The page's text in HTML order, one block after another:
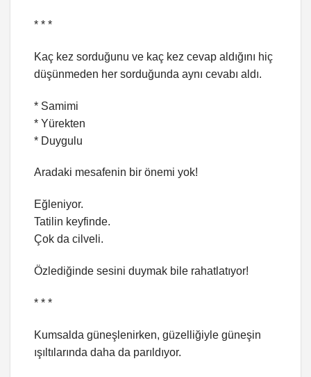
* * *
Kaç kez sorduğunu ve kaç kez cevap aldığını hiç
düşünmeden her sorduğunda aynı cevabı aldı.
* Samimi
* Yürekten
* Duygulu
Aradaki mesafenin bir önemi yok!
Eğleniyor.
Tatilin keyfinde.
Çok da cilveli.
Özlediğinde sesini duymak bile rahatlatıyor!
* * *
Kumsalda güneşlenirken, güzelliğiyle güneşin
ışıltılarında daha da parıldıyor.